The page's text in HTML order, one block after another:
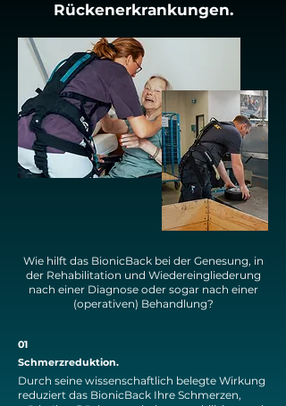
Rückenerkrankungen.
Wie hilft das BionicBack bei der Genesung, in
der Rehabilitation und Wiedereingliederung
nach einer Diagnose oder sogar nach einer
(operativen) Behandlung?
01
Schmerzreduktion.
Durch seine wissenschaftlich belegte Wirkung
reduziert das BionicBack Ihre Schmerzen,